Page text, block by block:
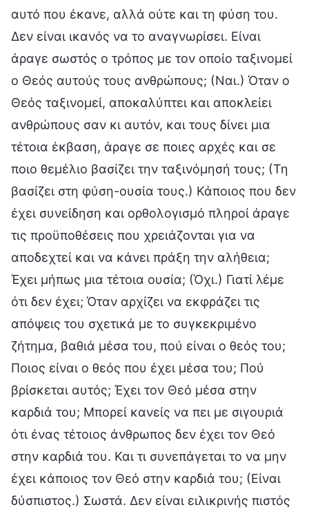
αυτό που έκανε, αλλά ούτε και τη φύση του.
Δεν είναι ικανός να το αναγνωρίσει. Είναι
άραγε σωστός ο τρόπος με τον οποίο ταξινομεί
ο Θεός αυτούς τους ανθρώπους; (Ναι.) Όταν ο
Θεός ταξινομεί, αποκαλύπτει και αποκλείει
ανθρώπους σαν κι αυτόν, και τους δίνει μια
τέτοια έκβαση, άραγε σε ποιες αρχές και σε
ποιο θεμέλιο βασίζει την ταξινόμησή τους; (Τη
βασίζει στη φύση-ουσία τους.) Κάποιος που δεν
έχει συνείδηση και ορθολογισμό πληροί άραγε
τις προϋποθέσεις που χρειάζονται για να
αποδεχτεί και να κάνει πράξη την αλήθεια;
Έχει μήπως μια τέτοια ουσία; (Όχι.) Γιατί λέμε
ότι δεν έχει; Όταν αρχίζει να εκφράζει τις
απόψεις του σχετικά με το συγκεκριμένο
ζήτημα, βαθιά μέσα του, πού είναι ο θεός του;
Ποιος είναι ο θεός που έχει μέσα του; Πού
βρίσκεται αυτός; Έχει τον Θεό μέσα στην
καρδιά του; Μπορεί κανείς να πει με σιγουριά
ότι ένας τέτοιος άνθρωπος δεν έχει τον Θεό
στην καρδιά του. Και τι συνεπάγεται το να μην
έχει κάποιος τον Θεό στην καρδιά του; (Είναι
δύσπιστος.) Σωστά. Δεν είναι ειλικρινής πιστός